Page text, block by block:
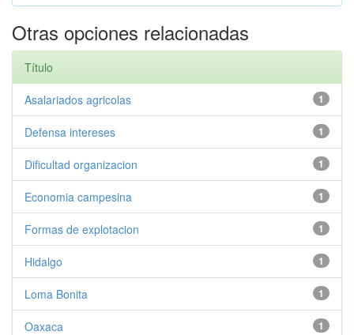
Otras opciones relacionadas
Título
1
Asalariados agricolas
1
Defensa intereses
1
Dificultad organizacion
1
Economia campesina
1
Formas de explotacion
1
Hidalgo
1
Loma Bonita
1
Oaxaca